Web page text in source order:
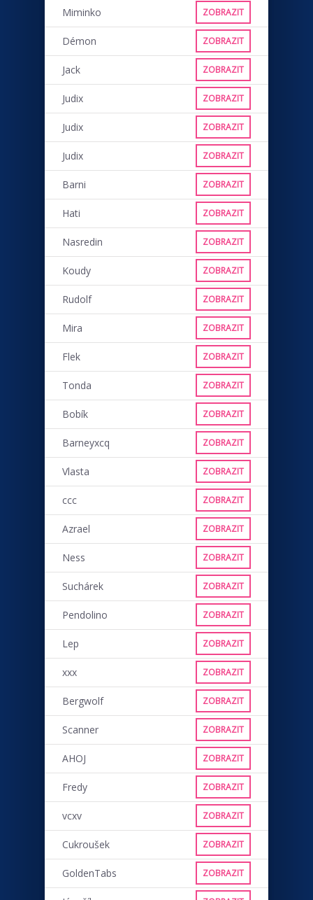
Miminko ZOBRAZIT
Démon ZOBRAZIT
Jack ZOBRAZIT
Judix ZOBRAZIT
Judix ZOBRAZIT
Judix ZOBRAZIT
Barni ZOBRAZIT
Hati ZOBRAZIT
Nasredin ZOBRAZIT
Koudy ZOBRAZIT
Rudolf ZOBRAZIT
Mira ZOBRAZIT
Flek ZOBRAZIT
Tonda ZOBRAZIT
Bobík ZOBRAZIT
Barneyxcq ZOBRAZIT
Vlasta ZOBRAZIT
ccc ZOBRAZIT
Azrael ZOBRAZIT
Ness ZOBRAZIT
Suchárek ZOBRAZIT
Pendolino ZOBRAZIT
Lep ZOBRAZIT
xxx ZOBRAZIT
Bergwolf ZOBRAZIT
Scanner ZOBRAZIT
AHOJ ZOBRAZIT
Fredy ZOBRAZIT
vcxv ZOBRAZIT
Cukroušek ZOBRAZIT
GoldenTabs ZOBRAZIT